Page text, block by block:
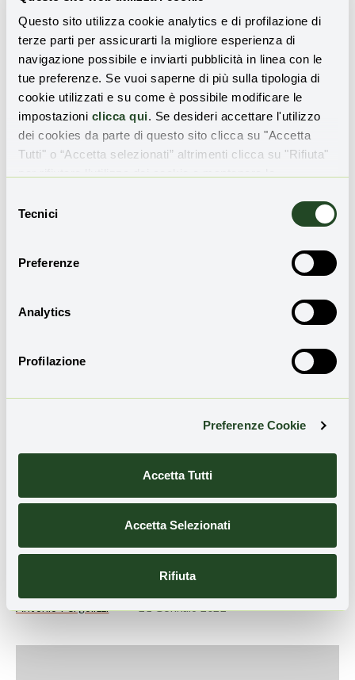
Questo sito utilizza cookie analytics e di profilazione di
terze parti per assicurarti la migliore esperienza di
navigazione possibile e inviarti pubblicità in linea con le
tue preferenze. Se vuoi saperne di più sulla tipologia di
cookie utilizzati e su come è possibile modificare le
impostazioni clicca qui. Se desideri accettare l'utilizzo
dei cookies da parte di questo sito clicca su "Accetta
Tutti" o “Accetta selezionati” altrimenti clicca su "Rifiuta"
delTecnici
Preferenze
Analytics
Profilazione
Preferenze Cookie
Accetta Tutti
Accetta Selezionati
Rifiuta
L’agenzia statunitense per l’ambiente
cambia rotta sulle ceneri di carbone
Daniele Di Stefano 26 Gennaio 2022
Italia, si riducono le emissioni di gas serra
L’ombra dei PFAS sulla Lombardia
Antonio Pergolizzi 21 Gennaio 2022